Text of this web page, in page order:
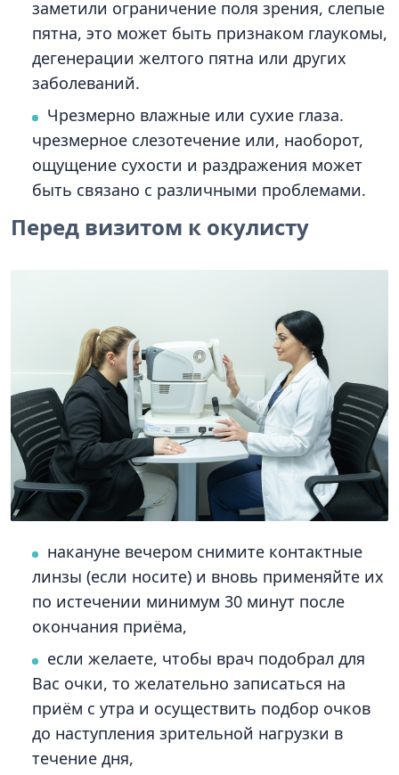
заметили ограничение поля зрения, слепые
пятна, это может быть признаком глаукомы,
дегенерации желтого пятна или других
заболеваний.
Чрезмерно влажные или сухие глаза.
чрезмерное слезотечение или, наоборот,
ощущение сухости и раздражения может
быть связано с различными проблемами.
Перед визитом к окулисту
накануне вечером снимите контактные
линзы (если носите) и вновь применяйте их
по истечении минимум 30 минут после
окончания приёма,
если желаете, чтобы врач подобрал для
Вас очки, то желательно записаться на
приём с утра и осуществить подбор очков
до наступления зрительной нагрузки в
течение дня,